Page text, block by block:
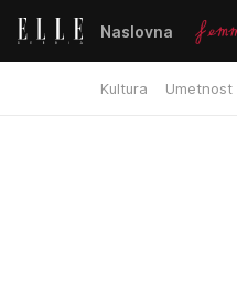
Naslovna
Kultura Umetnost